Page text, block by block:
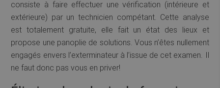
consiste à faire effectuer une vérification (intérieure et
extérieure) par un technicien compétant. Cette analyse
est totalement gratuite, elle fait un état des lieux et
propose une panoplie de solutions. Vous n’êtes nullement
engagés envers l’exterminateur à l’issue de cet examen. Il
ne faut donc pas vous en priver!